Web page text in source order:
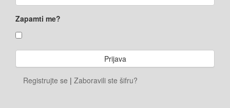
Zapamti me?
Registrujte se | Zaboravili ste šifru?